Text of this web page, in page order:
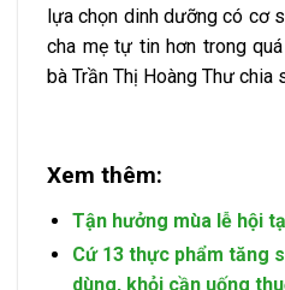
lựa chọn dinh dưỡng có cơ
cha mẹ tự tin hơn trong
bà Trần Thị Hoàng Thư chia
Xem thêm:
Tận hưởng mùa lễ hội
Cứ 13 thực phẩm tăng
dùng, khỏi cần uống